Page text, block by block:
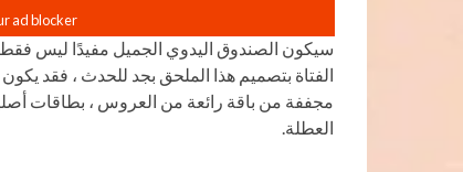
سيكون الصندوق اليدوي الجميل مفيدًا ليس فقط
الفتاة بتصميم هذا الملحق بجد للحدث ، فقد
مجففة من باقة رائعة من العروس ، بطاقات
العطلة.